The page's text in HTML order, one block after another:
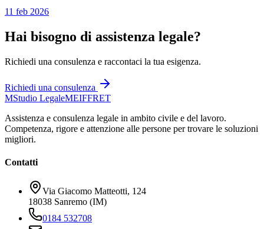
11 feb 2026
Hai bisogno di assistenza legale?
Richiedi una consulenza e raccontaci la tua esigenza.
Richiedi una consulenza
MStudio LegaleMEIFFRET
Assistenza e consulenza legale in ambito civile e del lavoro.
Competenza, rigore e attenzione alle persone per trovare le soluzioni
migliori.
Contatti
Via Giacomo Matteotti, 124
18038 Sanremo (IM)
0184 532708